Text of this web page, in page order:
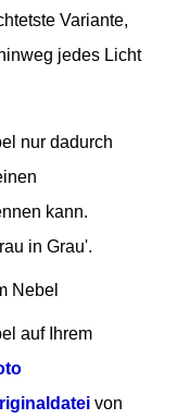
Variante,
jedes Licht
nur dadurch
kann.
in Grau'.
auf Ihrem
von